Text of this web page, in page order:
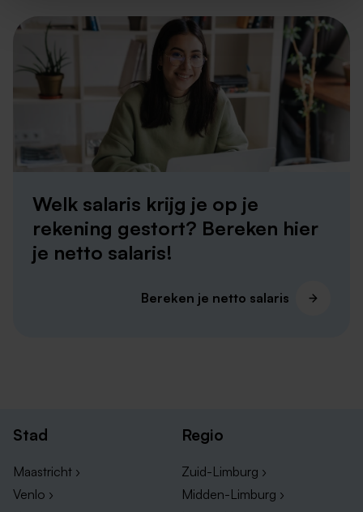
Productiemedewerker in Heerlen
Productiemedewerker in Limburg
Productiemedewerker in Maastricht
Productiemedewerker in Zuid-Limburg
Productiemedewerker in Roermond
Welk salaris krijg je op je
rekening gestort? Bereken hier
je netto salaris!
Bereken je netto salaris
Stad
Maastricht ›
Venlo ›
Regio
Zuid-Limburg ›
Midden-Limburg ›